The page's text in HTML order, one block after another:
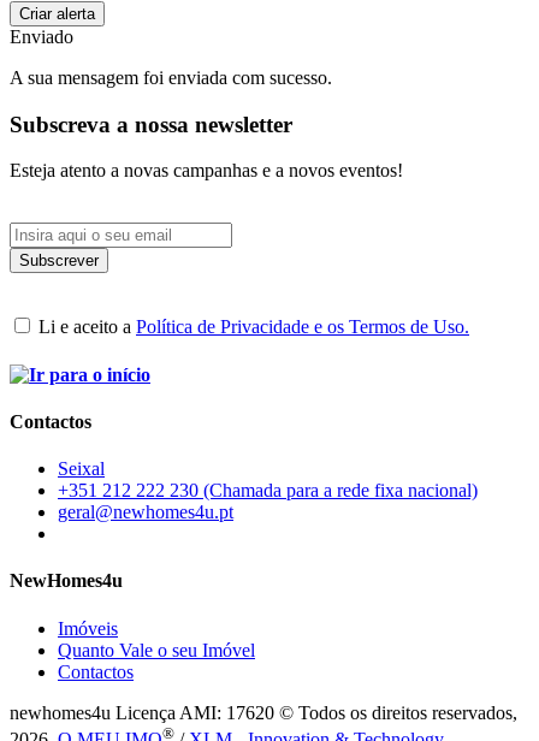
Enviado
A sua mensagem foi enviada com sucesso.
Subscreva a nossa newsletter
Esteja atento a novas campanhas e a novos eventos!
Li e aceito a Política de Privacidade e os Termos de Uso.
Contactos
Seixal
+351 212 222 230 (Chamada para a rede fixa nacional)
geral@newhomes4u.pt
NewHomes4u
Imóveis
Quanto Vale o seu Imóvel
Contactos
newhomes4u Licença AMI: 17620 © Todos os direitos reservados,
®